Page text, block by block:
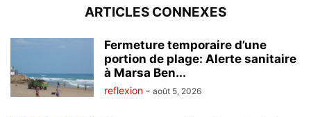
ARTICLES CONNEXES
Fermeture temporaire d’une
portion de plage: Alerte sanitaire
à Marsa Ben...
reflexion - août 5, 2026